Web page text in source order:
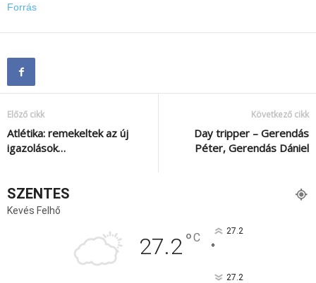
Forrás
Előző cikk
Atlétika: remekeltek az új
igazolások…
Következő cikk
Day tripper – Gerendás
Péter, Gerendás Dániel
SZENTES
Kevés Felhő
27.2°C 27.2
°
27.2